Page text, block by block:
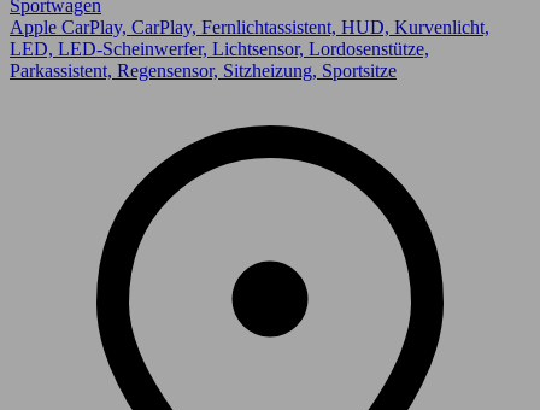
Sportwagen
Apple CarPlay, CarPlay, Fernlichtassistent, HUD, Kurvenlicht,
LED, LED-Scheinwerfer, Lichtsensor, Lordosenstütze,
Parkassistent, Regensensor, Sitzheizung, Sportsitze